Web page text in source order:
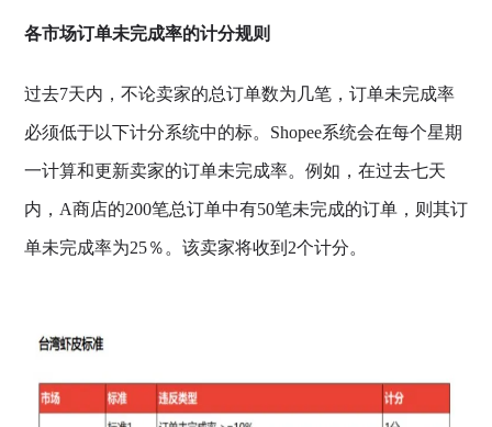
各市场订单未完成率的计分规则
过去7天内，不论卖家的总订单数为几笔，订单未完成率
必须低于以下计分系统中的标。Shopee系统会在每个星期
一计算和更新卖家的订单未完成率。例如，在过去七天
内，A商店的200笔总订单中有50笔未完成的订单，则其订
单未完成率为25％。该卖家将收到2个计分。